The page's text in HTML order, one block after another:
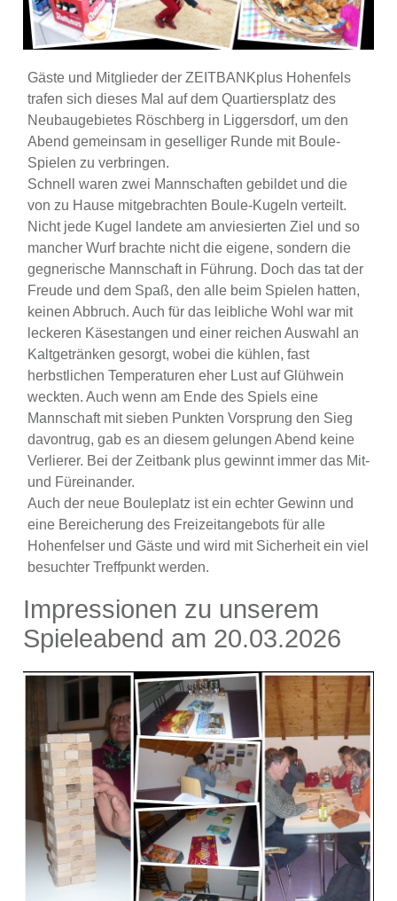
Gäste und Mitglieder der ZEITBANKplus Hohenfels
trafen sich dieses Mal auf dem Quartiersplatz des
Neubaugebietes Röschberg in Liggersdorf, um den
Abend gemeinsam in geselliger Runde mit Boule-
Spielen zu verbringen.
Schnell waren zwei Mannschaften gebildet und die
von zu Hause mitgebrachten Boule-Kugeln verteilt.
Nicht jede Kugel landete am anviesierten Ziel und so
mancher Wurf brachte nicht die eigene, sondern die
gegnerische Mannschaft in Führung. Doch das tat der
Freude und dem Spaß, den alle beim Spielen hatten,
keinen Abbruch. Auch für das leibliche Wohl war mit
leckeren Käsestangen und einer reichen Auswahl an
Kaltgetränken gesorgt, wobei die kühlen, fast
herbstlichen Temperaturen eher Lust auf Glühwein
weckten. Auch wenn am Ende des Spiels eine
Mannschaft mit sieben Punkten Vorsprung den Sieg
davontrug, gab es an diesem gelungen Abend keine
Verlierer. Bei der Zeitbank plus gewinnt immer das Mit-
und Füreinander.
Auch der neue Bouleplatz ist ein echter Gewinn und
eine Bereicherung des Freizeitangebots für alle
Hohenfelser und Gäste und wird mit Sicherheit ein viel
besuchter Treffpunkt werden.
Impressionen zu unserem
Spieleabend am 20.03.2026